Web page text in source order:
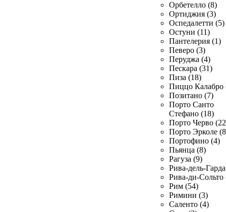
Орбетелло (8)
Ортиджия (3)
Оспедалетти (5)
Остуни (11)
Пантелерия (1)
Певеро (3)
Перуджа (4)
Пескара (31)
Пиза (18)
Пиццо Калабро
Позитано (7)
Порто Санто
Стефано (18)
Порто Черво
Порто Эрколе
Портофино (4)
Пьянца (8)
Рагуза (9)
Рива-дель-
Рива-ди-Сольто
Рим (54)
Римини (3)
Саленто (4)